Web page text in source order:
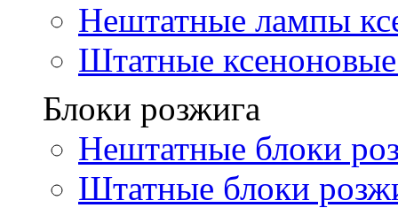
Нештатные лампы
Штатные
Блоки розжига
Нештатные блоки
Штатные блоки